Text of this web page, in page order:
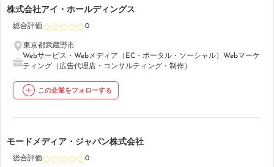
39
株式会社アイ・ホールディングス
総合評価 0
東京都武蔵野市
Webサービス・Webメディア（EC・ポータル・ソーシャル） Webマーケ
ティング（広告代理店・コンサルティング・制作）
この企業をフォローする
40
モードメディア・ジャパン株式会社
総合評価 0